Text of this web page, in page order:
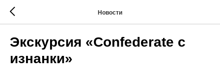
Новости
Экскурсия «Confederate с
изнанки»